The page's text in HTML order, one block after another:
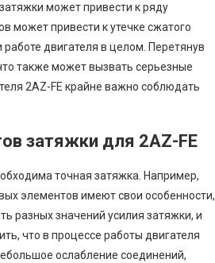
может привести к ряду
может привести к утечке сжатого
двигателя в целом. Перетянув
также может вызвать серьезные
2AZ-FE крайне важно соблюдать
затяжки для 2AZ-FE
точная затяжка. Например,
элементов имеют свои особенности,
разных значений усилия затяжки, и
что в процессе работы двигателя
ослабление соединений,